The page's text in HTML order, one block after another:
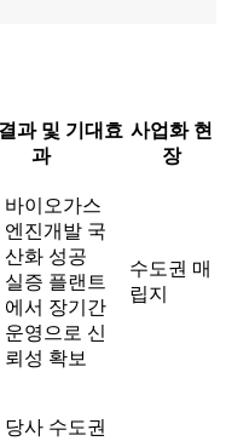
과 및 기대효
과
사업화 현
장
바이오가스
엔진개발 국
산화 성공
실증 플랜트
에서 장기간
운영으로 신
뢰성 확보
수도권 매
립지
당사 수도권